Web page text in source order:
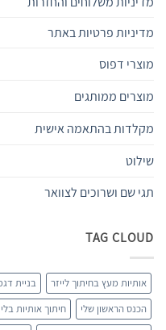
מדיניות פרטיות באתר
מוצרי דפוס
מוצרים ממותגים
מקלדות בהתאמה אישית
שילוט
תגי שם ושרוכים לצוואר
TAG CLOUD
אותיות מעץ בחיתוך לייזר
בניית
הכנס הראשון שלי
חיתוך אותיות